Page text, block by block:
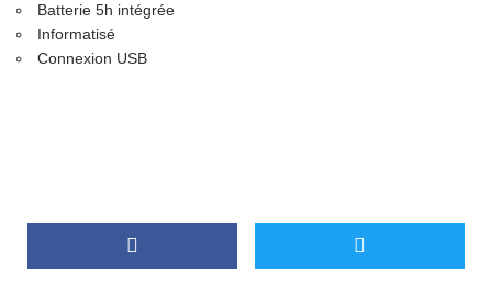
Batterie 5h intégrée
Informatisé
Connexion USB